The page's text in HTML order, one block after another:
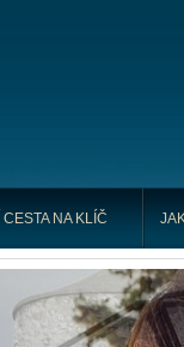
NA KLÍČ